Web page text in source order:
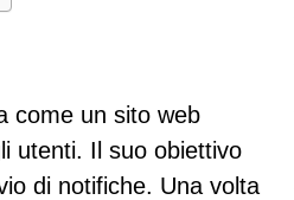
come un sito web
utenti. Il suo obiettivo
di notifiche. Una volta